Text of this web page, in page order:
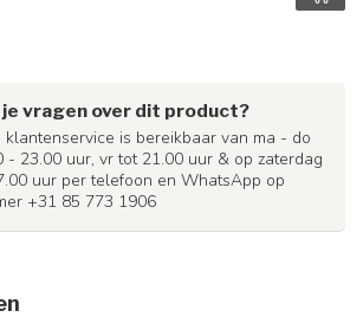
je vragen over dit product?
klantenservice is bereikbaar van ma - do
- 23.00 uur, vr tot 21.00 uur & op zaterdag
uur per telefoon en WhatsApp op
+31 85 773 1906